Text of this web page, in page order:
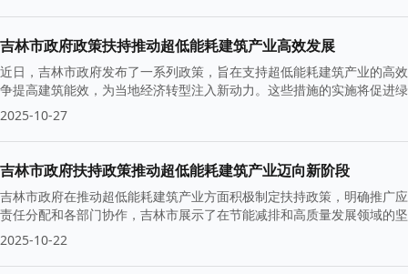
吉林市政府政策扶持推动超低能耗建筑产业高效发展
近日，吉林市政府发布了一系列政策，旨在支持超低能耗建筑产业的高
争提高建筑能效，为当地经济转型注入新动力。这些措施的实施将促进
2025-10-27
吉林市政府扶持政策推动超低能耗建筑产业迈向新阶段
吉林市政府在推动超低能耗建筑产业方面积极制定扶持政策，明确推广
责任分配和各部门协作，吉林市展示了在节能减排和高质量发展领域的
2025-10-22